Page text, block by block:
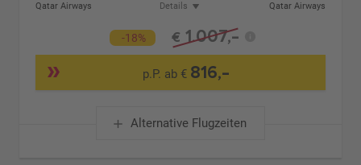
Qatar Airways
Details
Qatar Airways
-18% € 1.007,-
p.P. ab € 816,-
Alternative Flugzeiten